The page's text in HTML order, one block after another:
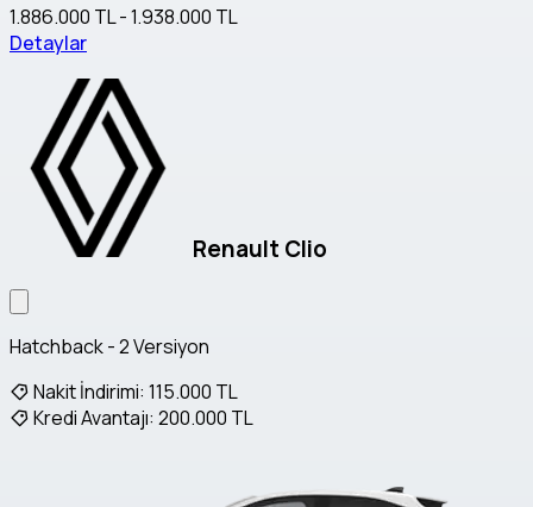
1.886.000 TL - 1.938.000 TL
Detaylar
Renault Clio
Hatchback - 2 Versiyon
Nakit İndirimi: 115.000 TL
Kredi Avantajı: 200.000 TL